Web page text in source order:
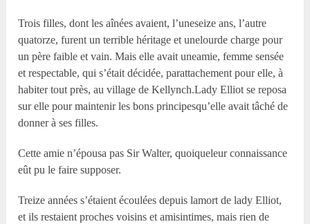
Trois filles, dont les aînées avaient, l’uneseize ans, l’autre
quatorze, furent un terrible héritage et unelourde charge pour
un père faible et vain. Mais elle avait uneamie, femme sensée
et respectable, qui s’était décidée, parattachement pour elle, à
habiter tout près, au village de Kellynch.Lady Elliot se reposa
sur elle pour maintenir les bons principesqu’elle avait tâché de
donner à ses filles.
Cette amie n’épousa pas Sir Walter, quoiqueleur connaissance
eût pu le faire supposer.
Treize années s’étaient écoulées depuis lamort de lady Elliot,
et ils restaient proches voisins et amisintimes, mais rien de